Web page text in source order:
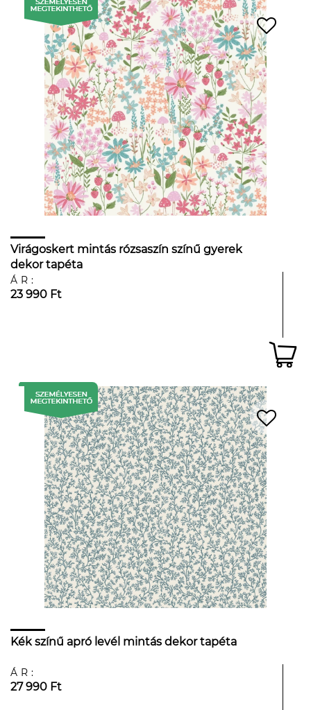
Virágoskert mintás rózsaszín színű gyerek
dekor tapéta
ÁR:
23 990 Ft
Kék színű apró levél mintás dekor tapéta
ÁR:
27 990 Ft